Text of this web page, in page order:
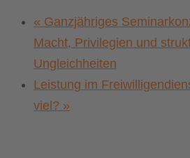
« Ganzjähriges
Macht, Privilegien und
Ungleichheiten
Leistung im
viel? »